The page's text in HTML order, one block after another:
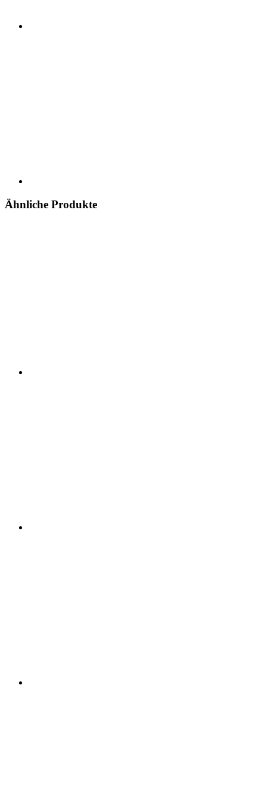
Ähnliche Produkte